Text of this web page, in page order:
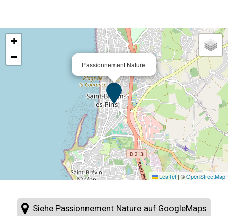
Passionnement Nature
+
−
Leaflet | ©OpenStreetMap
Siehe Passionnement Nature auf GoogleMaps